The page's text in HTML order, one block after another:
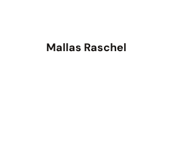
Mallas Raschel